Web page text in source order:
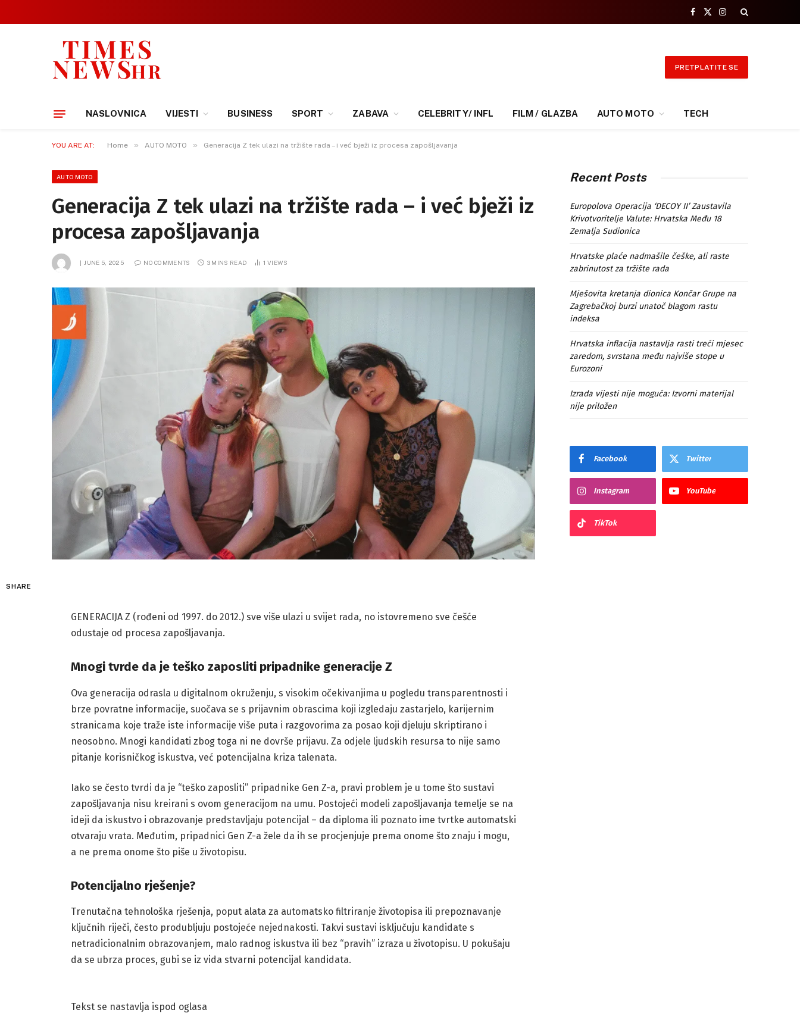
Facebook
X
Instagram
PRETPLATITE SE
NASLOVNICA VIJESTI BUSINESS SPORT ZABAVA CELEBRITY/ INFL FILM / GLAZBA AUTO MOTO TECH
YOU ARE AT: Home » AUTO MOTO » Generacija Z tek ulazi na tržište rada – i već bježi iz procesa zapošljavanja
AUTO MOTO
Generacija Z tek ulazi na tržište rada – i već bježi iz
procesa zapošljavanja
JUNE 5, 2025 NO COMMENTS 3 MINS READ 1VIEWS
SHARE
GENERACIJA Z (rođeni od 1997. do 2012.) sve više ulazi u svijet rada, no istovremeno sve češće
odustaje od procesa zapošljavanja.
Mnogi tvrde da je teško zaposliti pripadnike generacije Z
Ova generacija odrasla u digitalnom okruženju, s visokim očekivanjima u pogledu transparentnosti i
brze povratne informacije, suočava se s prijavnim obrascima koji izgledaju zastarjelo, karijernim
stranicama koje traže iste informacije više puta i razgovorima za posao koji djeluju skriptirano i
neosobno. Mnogi kandidati zbog toga ni ne dovrše prijavu. Za odjele ljudskih resursa to nije samo
pitanje korisničkog iskustva, već potencijalna kriza talenata.
Iako se često tvrdi da je “teško zaposliti” pripadnike Gen Z-a, pravi problem je u tome što sustavi
zapošljavanja nisu kreirani s ovom generacijom na umu. Postojeći modeli zapošljavanja temelje se na
ideji da iskustvo i obrazovanje predstavljaju potencijal – da diploma ili poznato ime tvrtke automatski
otvaraju vrata. Međutim, pripadnici Gen Z-a žele da ih se procjenjuje prema onome što znaju i mogu,
a ne prema onome što piše u životopisu.
Potencijalno rješenje?
Trenutačna tehnološka rješenja, poput alata za automatsko filtriranje životopisa ili prepoznavanje
ključnih riječi, često produbljuju postojeće nejednakosti. Takvi sustavi isključuju kandidate s
netradicionalnim obrazovanjem, malo radnog iskustva ili bez “pravih” izraza u životopisu. U pokušaju
da se ubrza proces, gubi se iz vida stvarni potencijal kandidata.
Tekst se nastavlja ispod oglasa
Recent Posts
Europolova Operacija ‘DECOY II’ Zaustavila
Krivotvoritelje Valute: Hrvatska Među 18
Zemalja Sudionica
Hrvatske plaće nadmašile češke, ali raste
zabrinutost za tržište rada
Mješovita kretanja dionica Končar Grupe na
Zagrebačkoj burzi unatoč blagom rastu
indeksa
Hrvatska inflacija nastavlja rasti treći mjesec
zaredom, svrstana među najviše stope u
Eurozoni
Izrada vijesti nije moguća: Izvorni materijal
nije priložen
Facebook Twitter
Instagram YouTube
TikTok